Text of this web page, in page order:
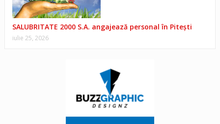
SALUBRITATE 2000 S.A. angajează personal în Pitești
iulie 25, 2026